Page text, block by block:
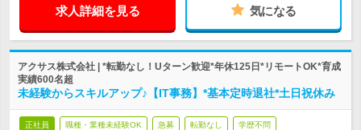
求人詳細を見る 気になる
アクサス株式会社 | *転勤なし！Uターン歓迎*年休125日*リモートOK*育成
実績600名超
未経験からスキルアップ♪【IT事務】*基本定時退社*土日祝休み
正社員 職種・業種未経験OK 急募 転勤なし 学歴不問